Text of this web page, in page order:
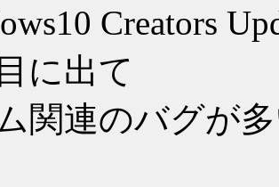
Creators
に出て
関連のバグが